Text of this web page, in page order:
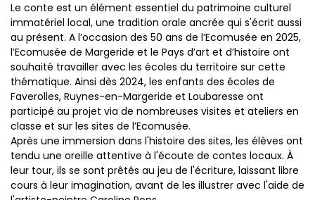
Le conte est un élément essentiel du patrimoine culturel
immatériel local, une tradition orale ancrée qui s'écrit aussi
au présent. A l’occasion des 50 ans de l’Ecomusée en 2025,
l’Ecomusée de Margeride et le Pays d’art et d’histoire ont
souhaité travailler avec les écoles du territoire sur cette
thématique. Ainsi dès 2024, les enfants des écoles de
Faverolles, Ruynes-en-Margeride et Loubaresse ont
participé au projet via de nombreuses visites et ateliers en
classe et sur les sites de l’Ecomusée.
Après une immersion dans l'histoire des sites, les élèves ont
tendu une oreille attentive à l'écoute de contes locaux. À
leur tour, ils se sont prêtés au jeu de l'écriture, laissant libre
cours à leur imagination, avant de les illustrer avec l'aide de